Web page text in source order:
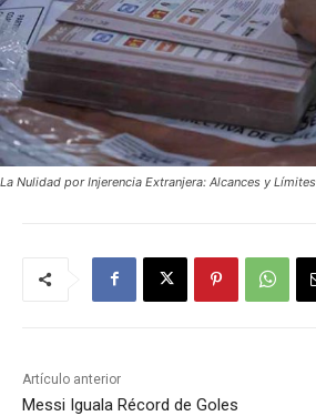
La Nulidad por Injerencia Extranjera: Alcances y Límites
Artículo anterior
Messi Iguala Récord de Goles